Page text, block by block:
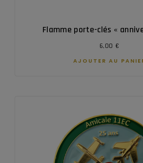
Flamme porte-clés «
6,00 €
AJOUTER AU